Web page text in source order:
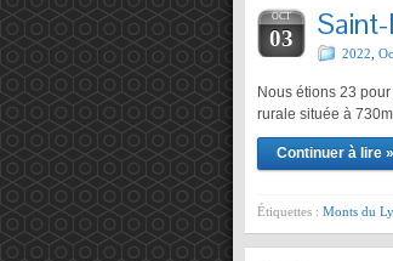
OCT
03
2022
Nous étions 23
rurale située à
Continuer à lire »
Étiquettes : Monts du